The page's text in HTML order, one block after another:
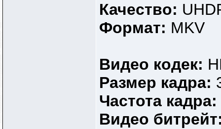
Качество:
Формат: MKV
Видео кодек:
Размер кадра:
Частота кадра:
Видео